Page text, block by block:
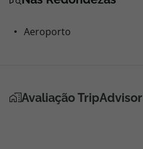
Aeroporto
Avaliação TripAdvisor